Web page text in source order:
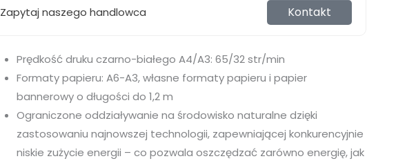
Zapytaj naszego handlowca Kontakt
Prędkość druku czarno-białego A4/A3: 65/32 str/min
Formaty papieru: A6-A3, własne formaty papieru i papier
bannerowy o długości do 1,2 m
Ograniczone oddziaływanie na środowisko naturalne dzięki
zastosowaniu najnowszej technologii, zapewniającej konkurencyjnie
niskie zużycie energii – co pozwala oszczędzać zarówno energię, jak